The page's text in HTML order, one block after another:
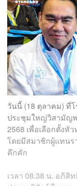
วันนี้ (18 ตุลาคม) ที่
ประชุมใหญ่วิสามัญ
2568 เพื่อเลือกตั้งหั
โดยมีสมาชิกผู้แทนร
คึกคัก
เวลา 08.38 น. อภิสิ